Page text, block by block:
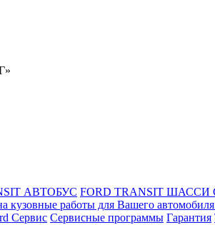
АВТОБУС FORD TRANSIT
кузовные работы для Вашего
Сервис Сервисные программы Гарантия